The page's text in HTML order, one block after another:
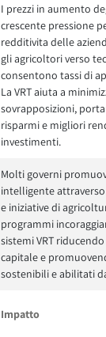
I prezzi in aumento
crescente pressione
redditivita delle
gli agricoltori verso
consentono tassi di
La VRT aiuta a
sovrapposizioni,
risparmi e migliori
investimenti.
Molti governi
intelligente
e iniziative di
programmi
sistemi VRT
capitale e
sostenibili e abilitati
Impatto